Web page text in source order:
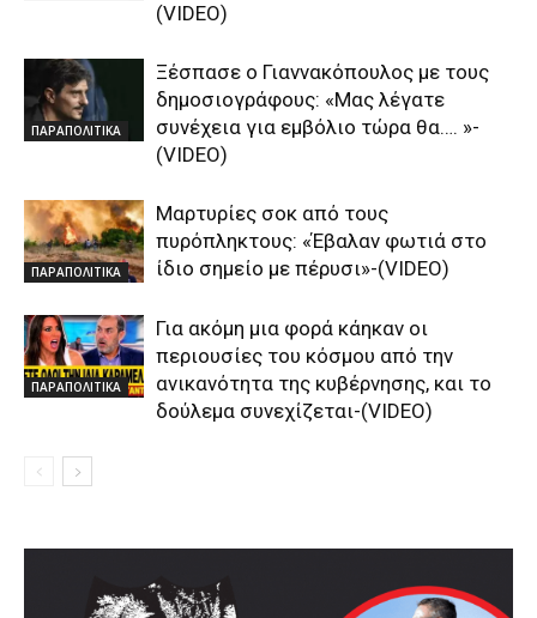
(VIDEO)
ΠΑΡΑΠΟΛΙΤΙΚΑ
Ξέσπασε ο Γιαννακόπουλος με τους
δημοσιογράφους: «Μας λέγατε
συνέχεια για εμβόλιο τώρα θα…. »-
(VIDEO)
ΠΑΡΑΠΟΛΙΤΙΚΑ
Μαρτυρίες σοκ από τους
πυρόπληκτους: «Έβαλαν φωτιά στο
ίδιο σημείο με πέρυσι»-(VIDEO)
ΠΑΡΑΠΟΛΙΤΙΚΑ
Για ακόμη μια φορά κάηκαν οι
περιουσίες του κόσμου από την
ανικανότητα της κυβέρνησης, και το
δούλεμα συνεχίζεται-(VIDEO)